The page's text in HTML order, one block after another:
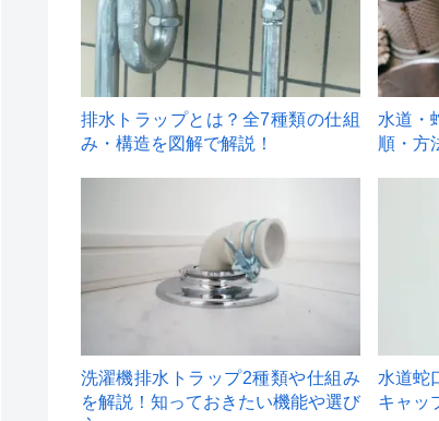
排水トラップとは？全7種類の仕組
み・構造を図解で解説！
水道・
順・方
洗濯機排水トラップ2種類や仕組み
を解説！知っておきたい機能や選び
水道蛇
キャッ